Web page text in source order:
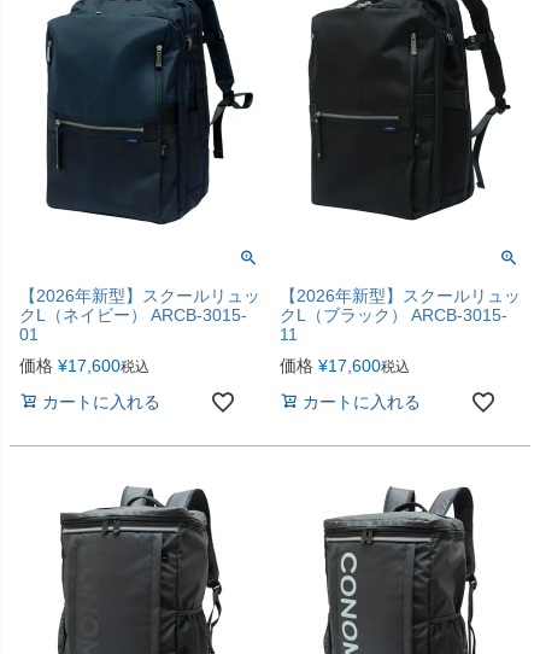
【2026年新型】スクールリュッ
クL（ネイビー） ARCB-3015-
01
価格 ¥17,600税込
カートに入れる
【2026年新型】スクールリュッ
クL（ブラック） ARCB-3015-
11
価格 ¥17,600税込
カートに入れる